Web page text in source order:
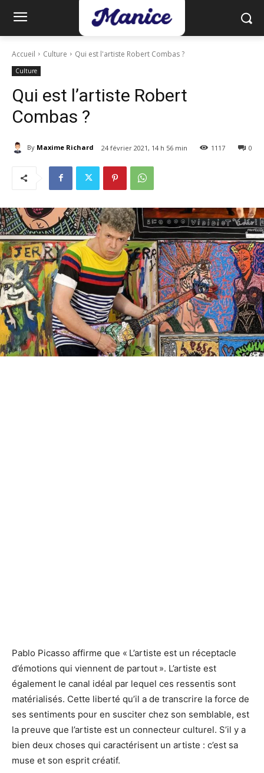
Accueil Culture Qui est l'artiste Robert Combas ?
Culture
Qui est l’artiste Robert
Combas ?
By Maxime Richard 24 février 2021, 14 h 56 min 0
1117
Pablo Picasso affirme que « L’artiste est un réceptacle
d’émotions qui viennent de partout ». L’artiste est
également le canal idéal par lequel ces ressentis sont
matérialisés. Cette liberté qu’il a de transcrire la force de
ses sentiments pour en susciter chez son semblable, est
la preuve que l’artiste est un connecteur culturel. S’il y a
bien deux choses qui caractérisent un artiste : c’est sa
muse et son esprit créatif.